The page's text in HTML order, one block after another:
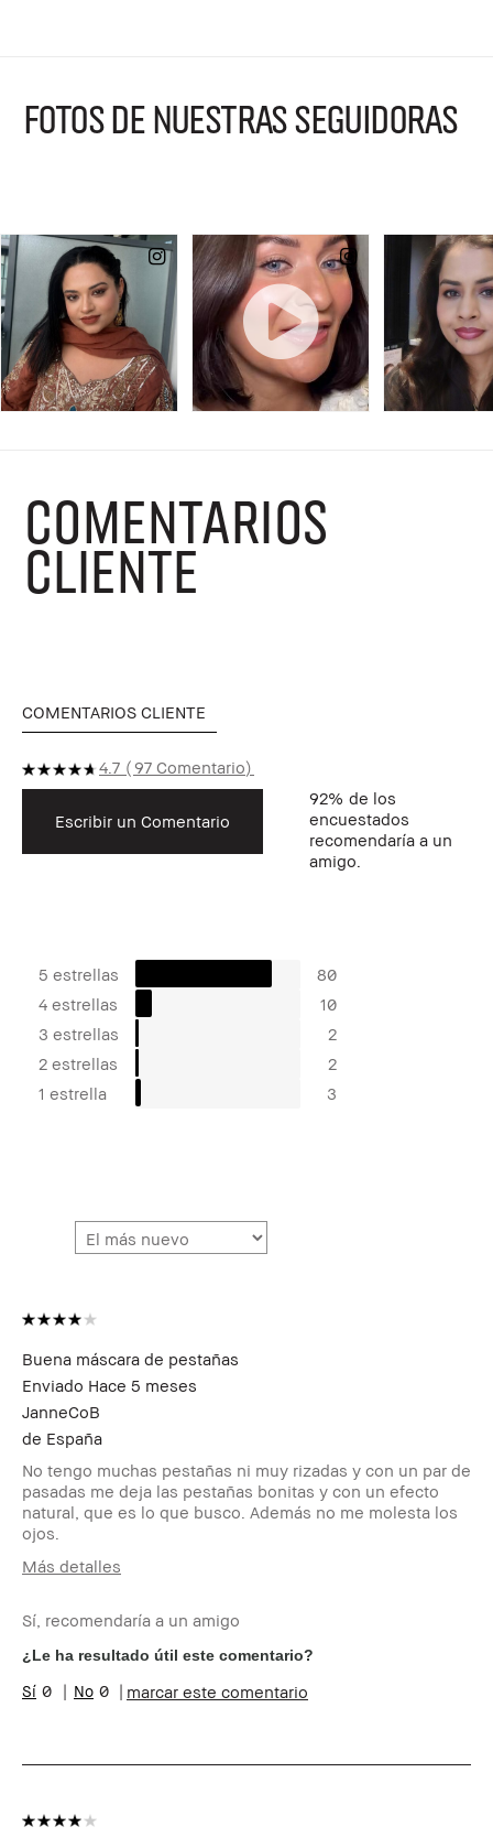
FOTOS DE NUESTRAS SEGUIDORAS
COMENTARIOS
CLIENTE
COMENTARIOS CLIENTE
4.7 97 Comentario
Escribir un Comentario
92% de los
encuestados
recomendaría a un
amigo.
5 estrellas
80
4 estrellas
10
3 estrellas
2
2 estrellas
2
1 estrella
3
Buena máscara de pestañas
Enviado Hace 5 meses
JanneCoB
de España
No tengo muchas pestañas ni muy rizadas y con un par de
pasadas me deja las pestañas bonitas y con un efecto
natural, que es lo que busco. Además no me molesta los
ojos.
Más detalles
Tipo de piel
Normal
Tono de piel
Muy Claro - Claro
Preocupaciones de la
piel
Rojeces
Resultados Instantáneos
recompensa por esta
Sí, recomendaría a un amigo
¿Le ha resultado útil este comentario?
0 0 marcar este comentario